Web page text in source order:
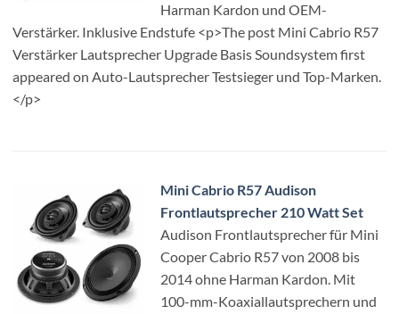
Harman Kardon und OEM-
Verstärker. Inklusive Endstufe <p>The post Mini Cabrio R57
Verstärker Lautsprecher Upgrade Basis Soundsystem first
appeared on Auto-Lautsprecher Testsieger und Top-Marken.
</p>
Mini Cabrio R57 Audison
Frontlautsprecher 210 Watt Set
Audison Frontlautsprecher für Mini
Cooper Cabrio R57 von 2008 bis
2014 ohne Harman Kardon. Mit
100-mm-Koaxiallautsprechern und